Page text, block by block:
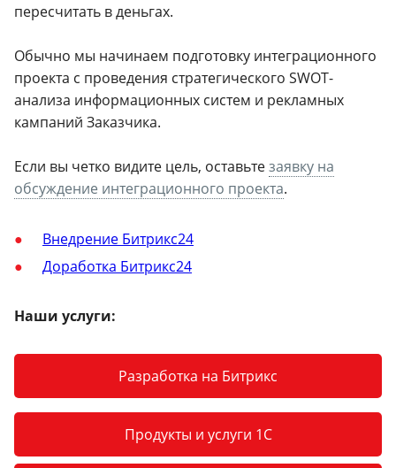
пересчитать в деньгах.
Обычно мы начинаем подготовку интеграционного
проекта с проведения стратегического SWOT-
анализа информационных систем и рекламных
кампаний Заказчика.
Если вы четко видите цель, оставьтезаявку на
обсуждение интеграционного проекта.
Внедрение Битрикс24
Доработка Битрикс24
Наши услуги:
Разработка на Битрикс
Продукты и услуги 1С